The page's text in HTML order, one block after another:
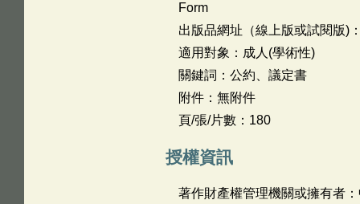
Form
出版品網址（線上版或試閱版)
適用對象：成人(學術性)
關鍵詞：公約、議定書
附件：無附件
頁/張/片數：180
授權資訊
著作財產權管理機關或擁有者